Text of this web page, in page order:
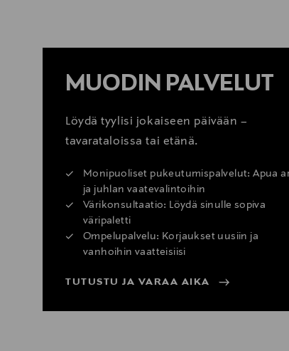
MUODIN PALVELUT
Löydä tyylisi jokaiseen päivään –
tavarataloissa tai etänä.
Monipuoliset pukeutumispalvelut: Apua
ja juhlan vaatevalintoihin
Värikonsultaatio: Löydä sinulle sopiva
väripaletti
Ompelupalvelu: Korjaukset uusiin ja
vanhoihin vaatteisiisi
TUTUSTU JA VARAA AIKA